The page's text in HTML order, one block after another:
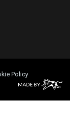
Policy